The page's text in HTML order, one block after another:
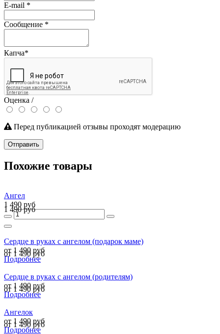
E-mail *
Сообщение *
Капча*
Оценка /
Перед публикацией отзывы проходят модерацию
Отправить
Похожие товары
Ангел
1 490 руб
1 490 руб
Сердце в руках с ангелом (подарок маме)
от 1 490 руб
от 1 490 руб
Подробнее
Сердце в руках с ангелом (родителям)
от 1 490 руб
от 1 490 руб
Подробнее
Ангелок
от 1 490 руб
от 1 490 руб
Подробнее